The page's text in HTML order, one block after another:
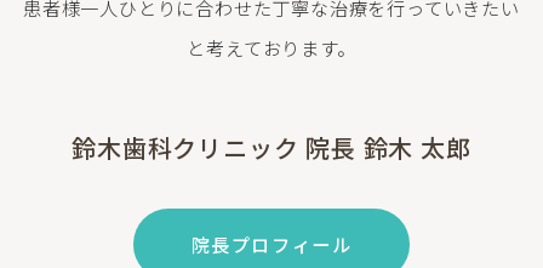
患者様一人ひとりに合わせた丁寧な治療を行っていきたい
と考えております。
鈴木歯科クリニック 院長 鈴木 太郎
院長プロフィール